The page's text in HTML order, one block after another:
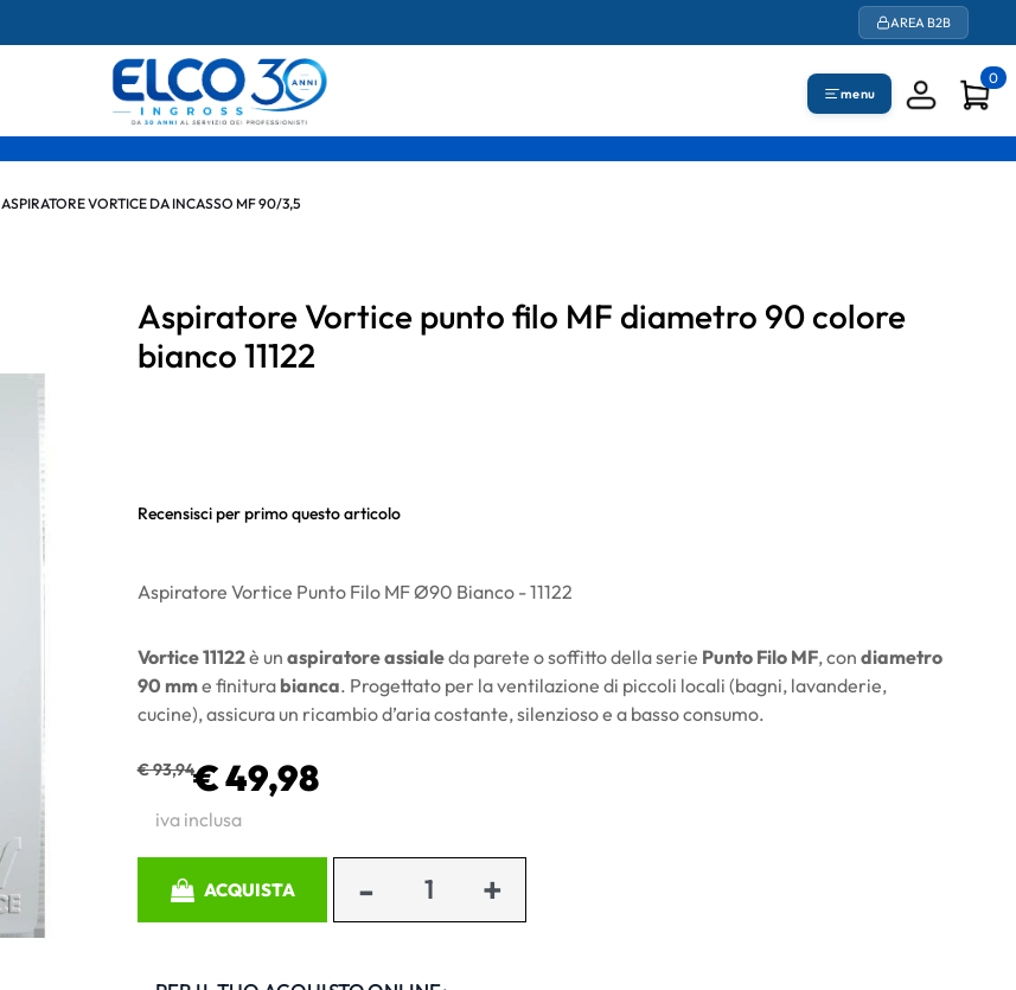
AREA B2B
menu
0
ASPIRATORE VORTICE DA INCASSO MF 90/3,5
Aspiratore Vortice punto filo MF diametro 90 colore
bianco 11122
Recensisci per primo questo articolo
Aspiratore Vortice Punto Filo MF Ø90 Bianco - 11122
Vortice 11122è un aspiratore assialeda parete o soffitto della serie Punto Filo MF, con diametro
90 mme finitura bianca. Progettato per la ventilazione di piccoli locali (bagni, lavanderie,
cucine), assicura un ricambio d’aria costante, silenzioso e a basso consumo.
€ 93,94€ 49,98
iva inclusa
ACQUISTA